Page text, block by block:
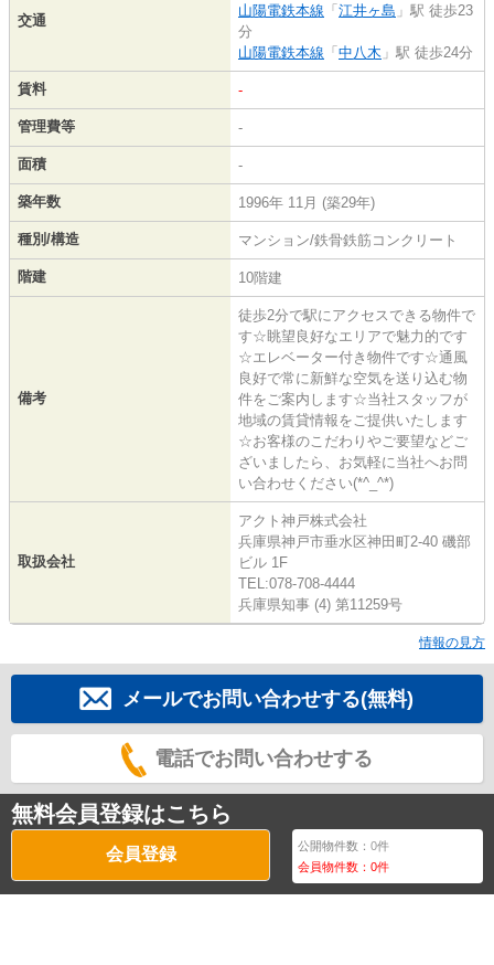
交通
山陽電鉄本線 「 江井ヶ島 」駅 徒歩23
分
山陽電鉄本線 「 中八木 」駅 徒歩24分
賃料 -
管理費等 -
面積 -
築年数 1996年 11月 (築29年)
種別/構造 マンション/鉄骨鉄筋コンクリート
階建 10階建
備考
徒歩2分で駅にアクセスできる物件で
す☆眺望良好なエリアで魅力的です
☆エレベーター付き物件です☆通風
良好で常に新鮮な空気を送り込む物
件をご案内します☆当社スタッフが
地域の賃貸情報をご提供いたします
☆お客様のこだわりやご要望などご
ざいましたら、お気軽に当社へお問
い合わせください(*^_^*)
取扱会社
アクト神戸株式会社
兵庫県神戸市垂水区神田町2-40 磯部
ビル 1F
TEL:078-708-4444
兵庫県知事 (4) 第11259号
情報の見方
メールでお問い合わせする(無料)
電話でお問い合わせする
無料会員登録はこちら
会員登録 公開物件数：0件
会員物件数：0件